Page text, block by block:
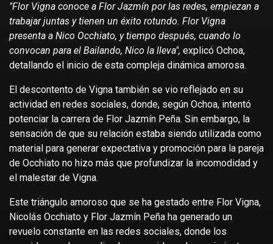
"Flor Vigna conoce a Flor Jazmín por las redes, empiezan a
trabajar juntas y tienen un éxito rotundo. Flor Vigna
presenta a Nico Occhiato, y tiempo después, cuando lo
convocan para el Bailando, Nico la lleva", explicó Ochoa,
detallando el inicio de esta compleja dinámica amorosa.
El descontento de Vigna también se vio reflejado en su
actividad en redes sociales, donde, según Ochoa, intentó
potenciar la carrera de Flor Jazmín Peña. Sin embargo, la
sensación de que su relación estaba siendo utilizada como
material para generar expectativa y promoción para la pareja
de Occhiato no hizo más que profundizar la incomodidad y
el malestar de Vigna.
Este triángulo amoroso que se ha gestado entre Flor Vigna,
Nicolás Occhiato y Flor Jazmín Peña ha generado un
revuelo constante en las redes sociales, donde los